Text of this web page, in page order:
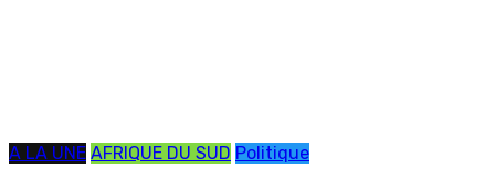
A LA UNE AFRIQUE DU SUD Politique